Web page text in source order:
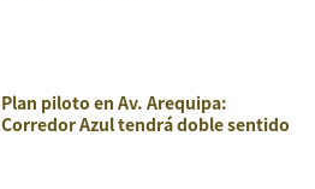
Plan piloto en Av. Arequipa:
Corredor Azul tendrá doble sentido